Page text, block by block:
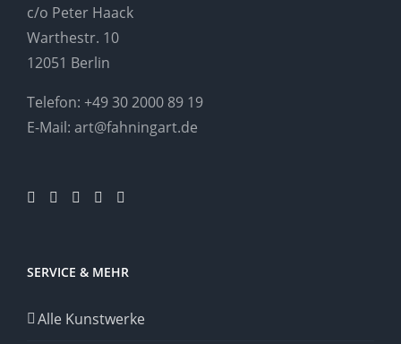
c/o Peter Haack
Warthestr. 10
12051 Berlin
Telefon: +49 30 2000 89 19
E-Mail: art@fahningart.de
SERVICE & MEHR
Alle Kunstwerke